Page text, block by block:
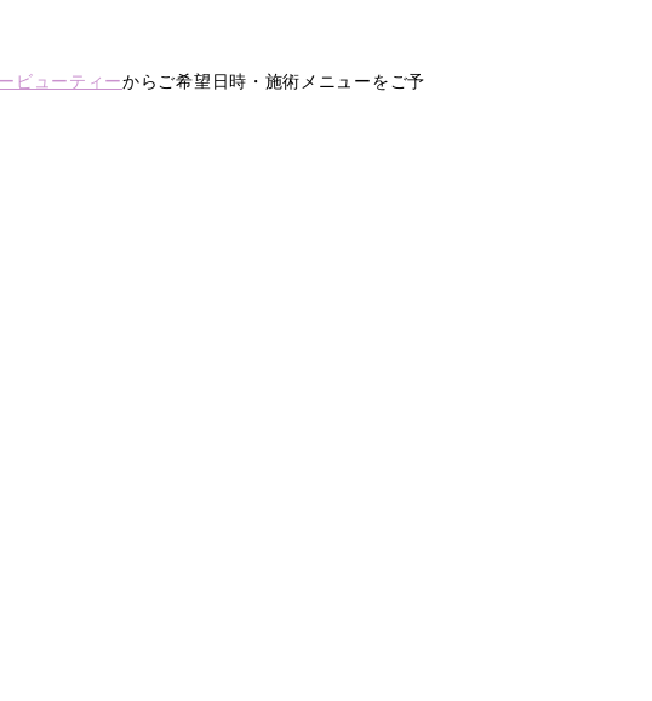
ビューティーからご希望日時・施術メニューをご予